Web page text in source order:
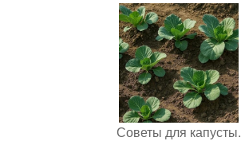
Советы для капусты.